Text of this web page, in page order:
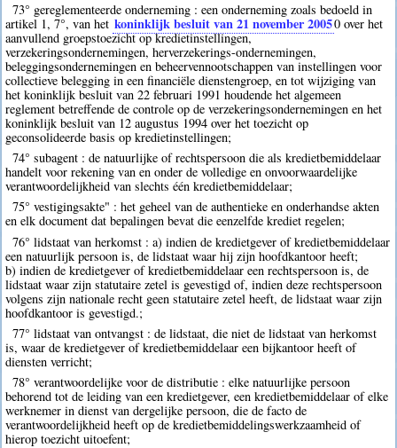
73° gereglementeerde onderneming : een onderneming zoals bedoeld in
artikel 1, 7°, van het koninklijk besluit van 21 november 20050 over het
aanvullend groepstoezicht op kredietinstellingen,
verzekeringsondernemingen, herverzekerings-ondernemingen,
beleggingsondernemingen en beheervennootschappen van instellingen voor
collectieve belegging in een financiële dienstengroep, en tot wijziging van
het koninklijk besluit van 22 februari 1991 houdende het algemeen
reglement betreffende de controle op de verzekeringsondernemingen en het
koninklijk besluit van 12 augustus 1994 over het toezicht op
geconsolideerde basis op kredietinstellingen;
74° subagent : de natuurlijke of rechtspersoon die als kredietbemiddelaar
handelt voor rekening van en onder de volledige en onvoorwaardelijke
verantwoordelijkheid van slechts één kredietbemiddelaar;
75° vestigingsakte" : het geheel van de authentieke en onderhandse akten
en elk document dat bepalingen bevat die eenzelfde krediet regelen;
76° lidstaat van herkomst : a) indien de kredietgever of kredietbemiddelaar
een natuurlijk persoon is, de lidstaat waar hij zijn hoofdkantoor heeft;
b) indien de kredietgever of kredietbemiddelaar een rechtspersoon is, de
lidstaat waar zijn statutaire zetel is gevestigd of, indien deze rechtspersoon
volgens zijn nationale recht geen statutaire zetel heeft, de lidstaat waar zijn
hoofdkantoor is gevestigd.;
77° lidstaat van ontvangst : de lidstaat, die niet de lidstaat van herkomst
is, waar de kredietgever of kredietbemiddelaar een bijkantoor heeft of
diensten verricht;
78° verantwoordelijke voor de distributie : elke natuurlijke persoon
behorend tot de leiding van een kredietgever, een kredietbemiddelaar of elke
werknemer in dienst van dergelijke persoon, die de facto de
verantwoordelijkheid heeft op de kredietbemiddelingswerkzaamheid of
hierop toezicht uitoefent;